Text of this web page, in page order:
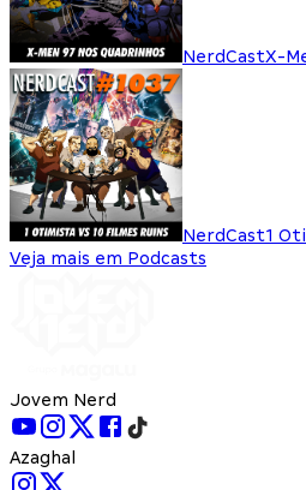
NerdCastX-
NerdCast1
Veja mais em Podcasts
Jovem Nerd
Azaghal